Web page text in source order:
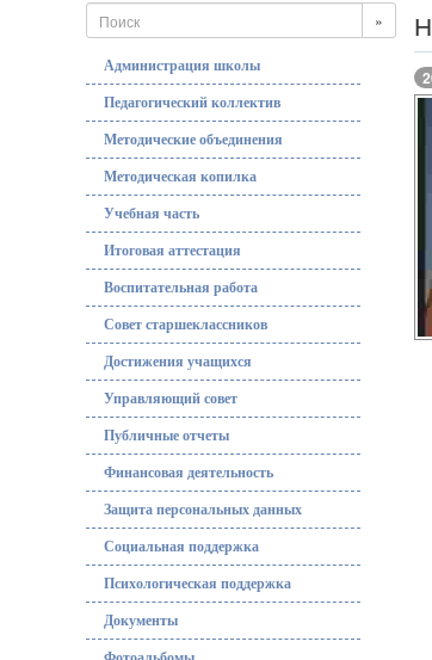
»
Администрация школы
Педагогический коллектив
Методические объединения
Методическая копилка
Учебная часть
Итоговая аттестация
Воспитательная работа
Совет старшеклассников
Достижения учащихся
Управляющий совет
Публичные отчеты
Финансовая деятельность
Защита персональных данных
Социальная поддержка
Психологическая поддержка
Документы